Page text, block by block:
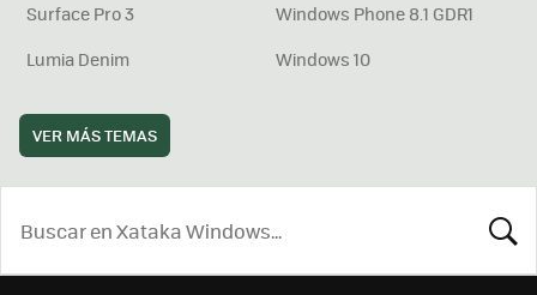
Surface Pro 3
Windows Phone 8.1 GDR1
Lumia Denim
Windows 10
VER MÁS TEMAS